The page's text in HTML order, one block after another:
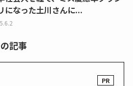
になった土川さんに...
記事